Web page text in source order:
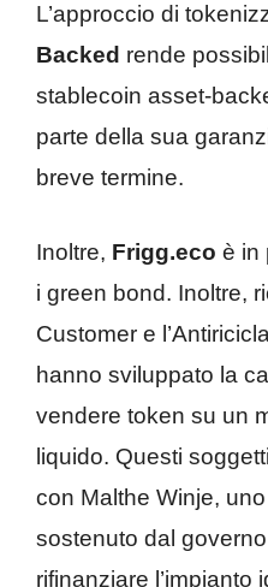
L’approccio di
Backed rende
stablecoin asset-
parte della sua
breve termine.
Inoltre, Frigg.eco è in
i green bond. Inoltre,
Customer e
hanno sviluppato la
vendere token su un
liquido. Questi
con Malthe Winje,
sostenuto dal
rifinanziare l’impianto